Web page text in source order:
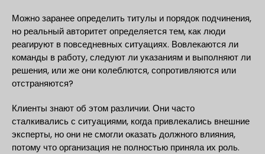
Можно заранее определить титулы и порядок подчинения,
но реальный авторитет определяется тем, как люди
реагируют в повседневных ситуациях. Вовлекаются ли
команды в работу, следуют ли указаниям и выполняют ли
решения, или же они колеблются, сопротивляются или
отстраняются?
Клиенты знают об этом различии. Они часто
сталкивались с ситуациями, когда привлекались внешние
эксперты, но они не смогли оказать должного влияния,
потому что организация не полностью приняла их роль.